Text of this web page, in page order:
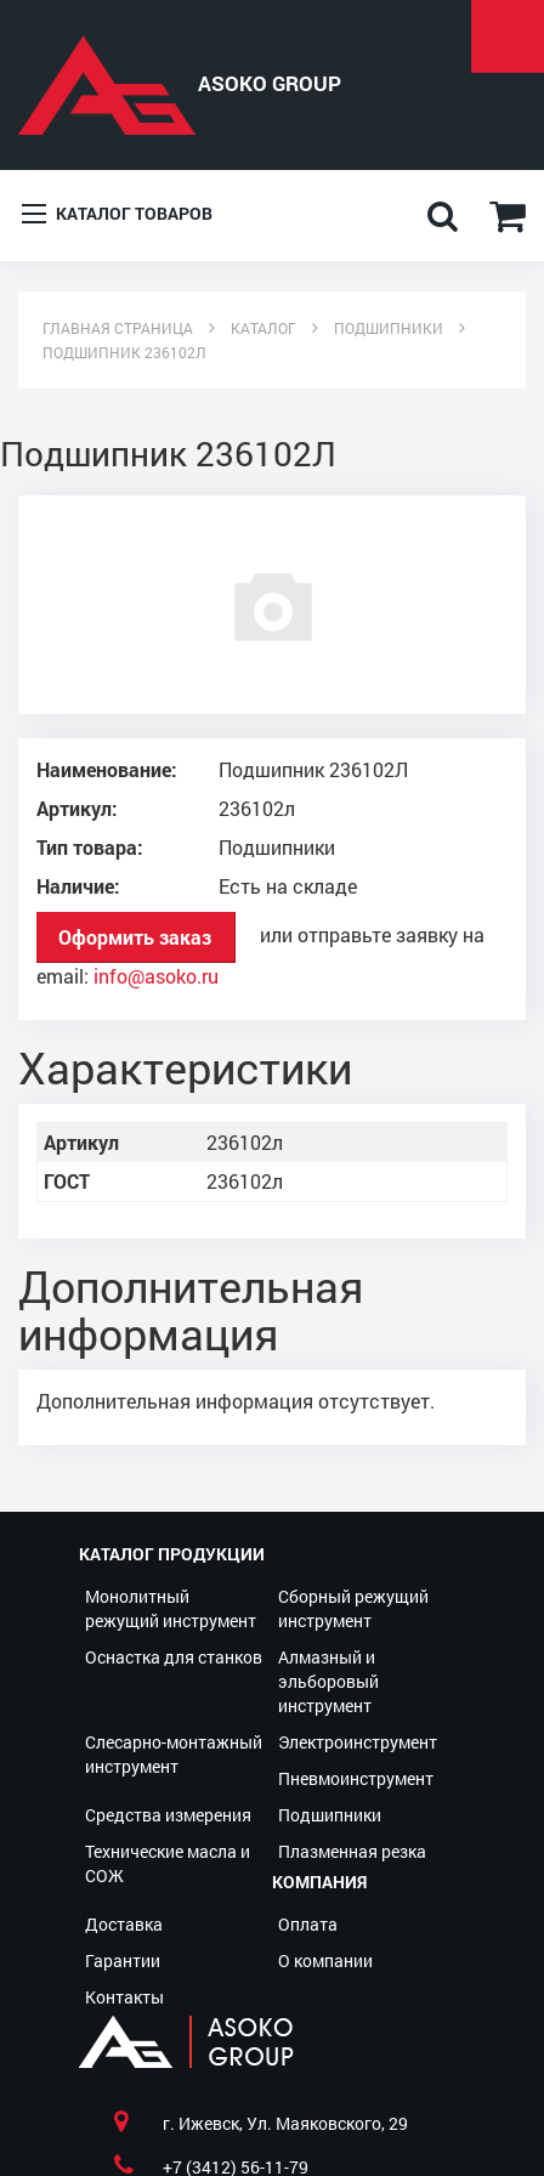
КАТАЛОГ ТОВАРОВ
ГЛАВНАЯ СТРАНИЦА КАТАЛОГ
ПОДШИПНИКИ
ПОДШИПНИК 236102Л
Подшипник 236102Л
Наименование:
Подшипник 236102Л
Артикул:
236102л
Тип товара:
Подшипники
Наличие:
Есть на складе
Оформить заказ
или отправьте заявку на
email: info@asoko.ru
Характеристики
Артикул
236102л
ГОСТ
236102л
Дополнительная
информация
Дополнительная информация отсутствует.
КАТАЛОГ ПРОДУКЦИИ
Монолитный
режущий инструмент
Сборный режущий
инструмент
Оснастка для станков
Алмазный и
эльборовый
инструмент
Слесарно-монтажный
инструмент
Электроинструмент
Пневмоинструмент
Средства измерения
Подшипники
Технические масла и
СОЖ
Плазменная резка
КОМПАНИЯ
Доставка
Оплата
Гарантии
О компании
Контакты
г. Ижевск, Ул. Маяковского, 29
+7 (3412) 56-11-79